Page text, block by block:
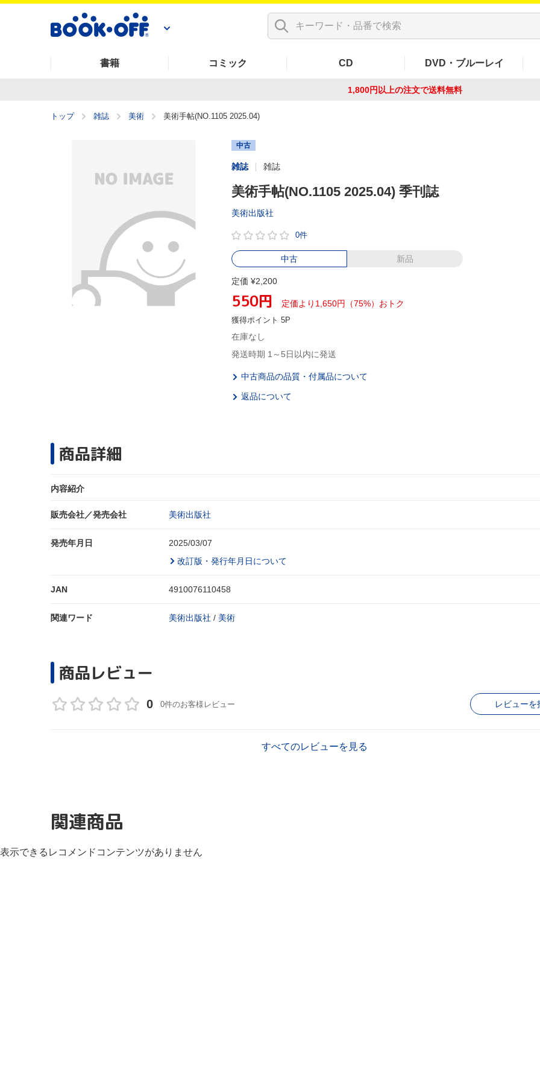
書籍 コミック CD DVD・ブルーレイ
1,800円以上の注文で送料無料
トップ 雑誌 美術 美術手帖(NO.1105 2025.04)
中古
雑誌 雑誌
美術手帖(NO.1105 2025.04) 季刊誌
美術出版社
0件
中古 新品
定価 ¥2,200
550円 定価より1,650円（75%）おトク
獲得ポイント 5P
在庫なし
発送時期 1～5日以内に発送
中古商品の品質・付属品について
返品について
商品詳細
内容紹介
販売会社／発売会社 美術出版社
発売年月日
2025/03/07
改訂版・発行年月日について
JAN 4910076110458
関連ワード 美術出版社 / 美術
商品レビュー
0 0件のお客様レビュー レビューを
すべてのレビューを見る
関連商品
表示できるレコメンドコンテンツがありません